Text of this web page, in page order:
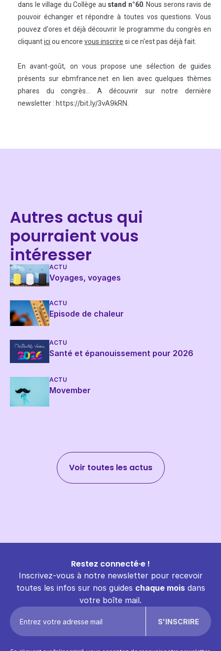
dans le village du Collège au stand n°60. Nous serons ravis de
pouvoir échanger et répondre à toutes vos questions. Vous
pouvez d'ores et déjà découvrir le programme du congrès en
cliquantici ou encore vous inscrire si ce n'est pas déjà fait.
En avant-goût, on vous propose une sélection de guides
présents sur ebmfrance.net en lien avec quelques thèmes
phares du congrès... A découvrir sur notre dernière
newsletter : https://bit.ly/3vA9kRN​
Autres actus qui
pourraient vous
intéresser
ACTU
Voyages, voyages
ACTU
Episode de chaleur
ACTU
Santé et épanouissement pour 2026
ACTU
Movember
Voir toutes les actus
Restez connecté·e !
Inscrivez-vous à notre newsletter pour recevoir
toutes les infos sur nos guides chaque moisdans
votre boîte mail.